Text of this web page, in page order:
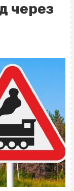
через